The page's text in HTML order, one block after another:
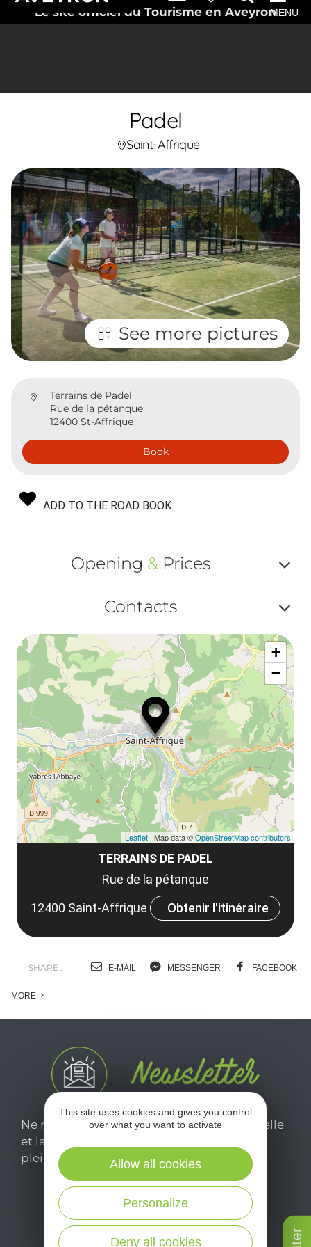
Le site officiel du Tourisme en AveyronMENU
Padel
Saint-Affrique
See more pictures
Terrains de Padel
Rue de la pétanque
12400 St-Affrique
Book
ADD TO THE ROAD BOOK
Opening &Prices
ou
et
Contacts
ou
TERRAINS DE PADEL
Rue de la pétanque
12400 Saint-Affrique
Obtenir l'itinéraire
+
−
Leaflet | Map data ©OpenStreetMap contributors
SHARE : E-MAIL MESSENGER FACEBOOK
MORE
Ne manquez pas notre newsletter mensuelle
et laissez-vous inspirer pour profiter
pleinement de votre séjour en Aveyron.
Je m'abonne ici
This site uses cookies and gives you control
over what you want to activate
Deny all cookies
Personalize
Allow all cookies